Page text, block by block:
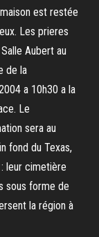
est restée
Les prieres
Aubert au
de la
a 10h30 a la
Le
sera au
fond du Texas,
leur cimetière
sous forme de
la région à